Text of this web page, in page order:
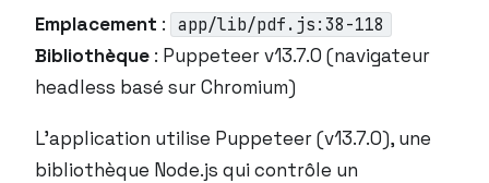
Emplacement : app/lib/pdf.js:38-118
Bibliothèque : Puppeteer v13.7.0 (navigateur
headless basé sur Chromium)
L’application utilise Puppeteer (v13.7.0), une
bibliothèque Node.js qui contrôle un